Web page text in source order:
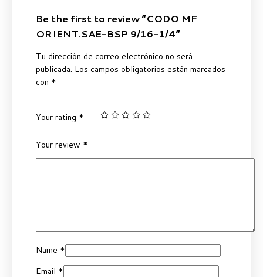
Be the first to review “CODO MF
ORIENT.SAE-BSP 9/16-1/4”
Tu dirección de correo electrónico no será
publicada. Los campos obligatorios están marcados
con *
Your rating *
Your review *
Name *
Email *